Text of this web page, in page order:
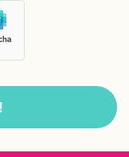
en
een
er airco,